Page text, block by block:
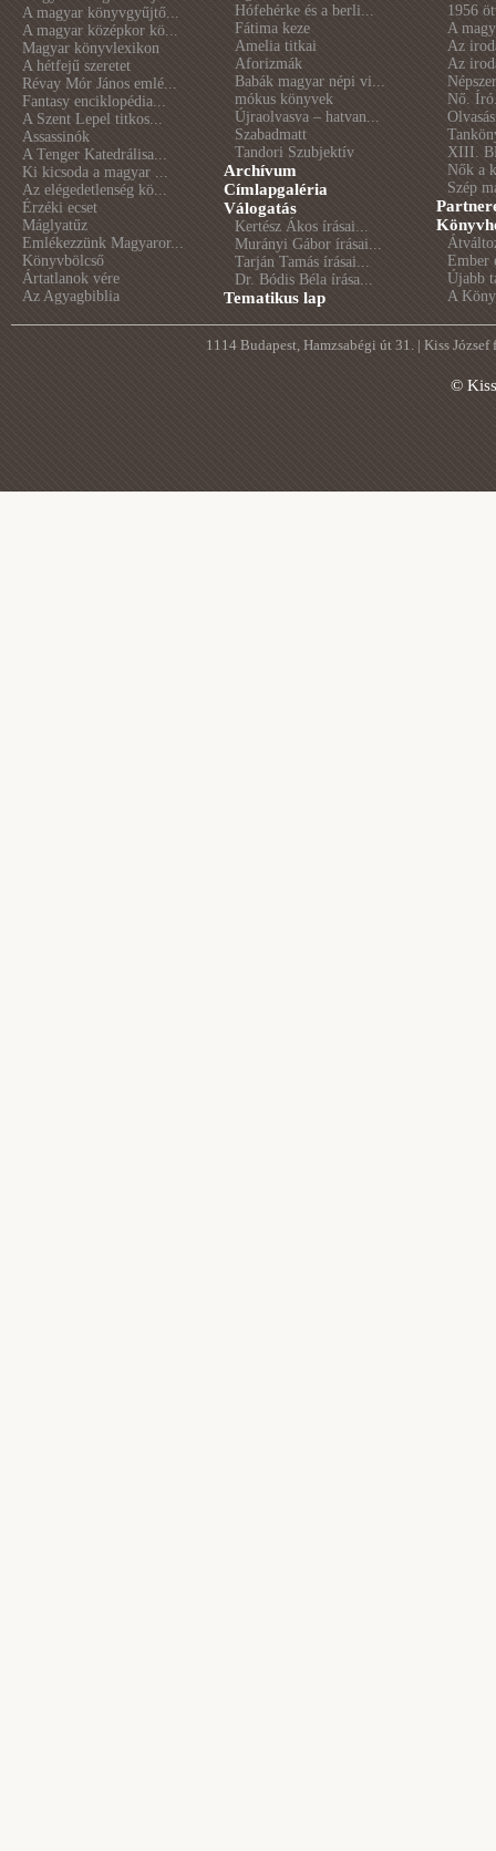
A magyar könyvgyűjtő...
A magyar középkor kö...
Magyar könyvlexikon
A hétfejű szeretet
Révay Mór János emlé...
Fantasy enciklopédia...
A Szent Lepel titkos...
Assassinók
A Tenger Katedrálisa...
Ki kicsoda a magyar ...
Az elégedetlenség kö...
Érzéki ecset
Máglyatűz
Emlékezzünk Magyaror...
Könyvbölcső
Ártatlanok vére
Az Agyagbiblia
Hófehérke és a berli...
Fátima keze
Amelia titkai
Aforizmák
Babák magyar népi vi...
mókus könyvek
Újraolvasva – hatvan...
Szabadmatt
Tandori Szubjektív
Archívum
Címlapgaléria
Válogatás
Kertész Ákos írásai...
Murányi Gábor írásai...
Tarján Tamás írásai...
Dr. Bódis Béla írása...
Tematikus lap
1956
A
Az
Az
Nő.
XIII.
Nők a
Szép
Ember
Újabb
A
1114 Budapest, Hamzsabégi út 31. | Kiss
©